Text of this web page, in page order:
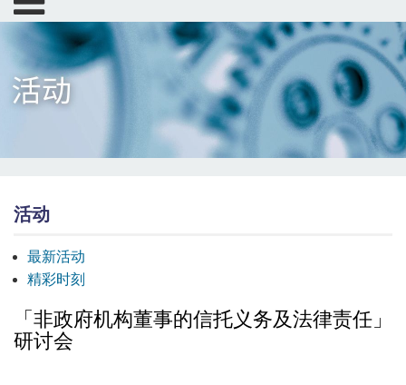
活动
最新活动
精彩时刻
「非政府机构董事的信托义务及法律责任」
研讨会